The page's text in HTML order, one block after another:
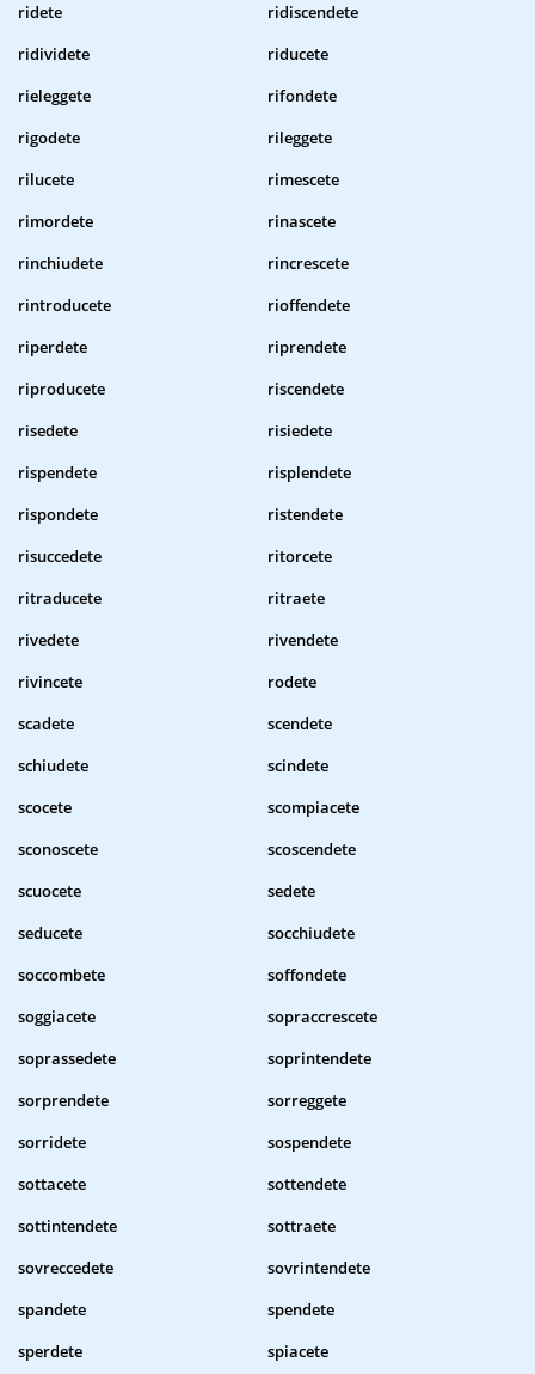
ridete
ridiscendete
ridividete
riducete
rieleggete
rifondete
rigodete
rileggete
rilucete
rimescete
rimordete
rinascete
rinchiudete
rincrescete
rintroducete
rioffendete
riperdete
riprendete
riproducete
riscendete
risedete
risiedete
rispendete
risplendete
rispondete
ristendete
risuccedete
ritorcete
ritraducete
ritraete
rivedete
rivendete
rivincete
rodete
scadete
scendete
schiudete
scindete
scocete
scompiacete
sconoscete
scoscendete
scuocete
sedete
seducete
socchiudete
soccombete
soffondete
soggiacete
sopraccrescete
soprassedete
soprintendete
sorprendete
sorreggete
sorridete
sospendete
sottacete
sottendete
sottintendete
sottraete
sovreccedete
sovrintendete
spandete
spendete
sperdete
spiacete